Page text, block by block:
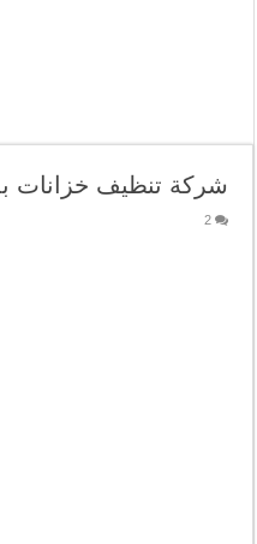
شركة تنظيف خزانات
2